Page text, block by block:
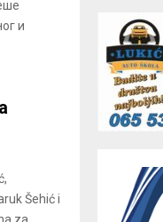
и
Šehić i